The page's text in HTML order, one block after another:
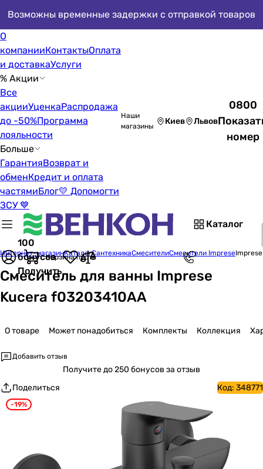
Возможны временные задержки с отправкой товаров
О
компанииКонтактыОплата
и доставкаУслуги
% Акции
Все
акцииУценкаРаспродажа
до -50%Программа
лояльности
Больше
ГарантияВозврат и
обменКредит и оплата
частямиБлог💛 Допомогти
ЗСУ 💙
Наши
магазины
Киев Львов
0800
номер
Каталог
100
бонусов
Получить
Корзина пуста
Интернет-магазинКаталогСантехникаСмесителиСмесители Imprese
Смеситель для ванны Imprese
Kucera f03203410AA
О товаре Может понадобиться Комплекты Коллекция
Добавить отзыв
Получитедо 250 бонусов за отзыв
Поделиться
Код: 348771
-19%